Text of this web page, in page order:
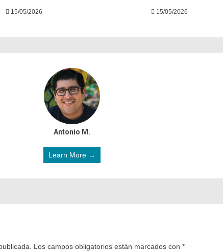
15/05/2026 15/05/2026
Antonio M.
Learn More →
Los campos obligatorios están marcados con *